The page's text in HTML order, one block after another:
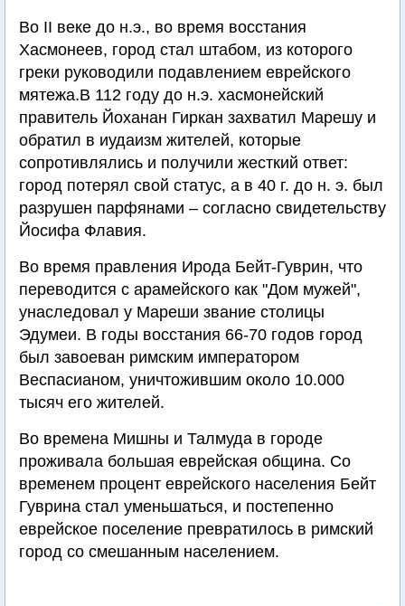
Во II веке до н.э., во время восстания
Хасмонеев, город стал штабом, из которого
греки руководили подавлением еврейского
мятежа.В 112 году до н.э. хасмонейский
правитель Йоханан Гиркан захватил Марешу и
обратил в иудаизм жителей, которые
сопротивлялись и получили жесткий ответ:
город потерял свой статус, а в 40 г. до н. э. был
разрушен парфянами – согласно свидетельству
Йосифа Флавия.
Во время правления Ирода Бейт-Гуврин, что
переводится с арамейского как "Дом мужей",
унаследовал у Мареши звание столицы
Эдумеи. В годы восстания 66-70 годов город
был завоеван римским императором
Веспасианом, уничтожившим около 10.000
тысяч его жителей.
Во времена Мишны и Талмуда в городе
проживала большая еврейская община. Со
временем процент еврейского населения Бейт
Гуврина стал уменьшаться, и постепенно
еврейское поселение превратилось в римский
город со смешанным населением.